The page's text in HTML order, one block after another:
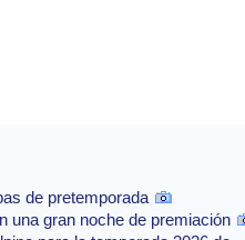
de pretemporada
una gran noche de premiación